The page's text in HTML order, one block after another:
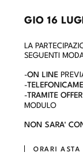
GIO 16
LA
SEGUENTI
-ON LINE
-
-TRAMITE
MODULO
NON SARA'
ORARI ASTA